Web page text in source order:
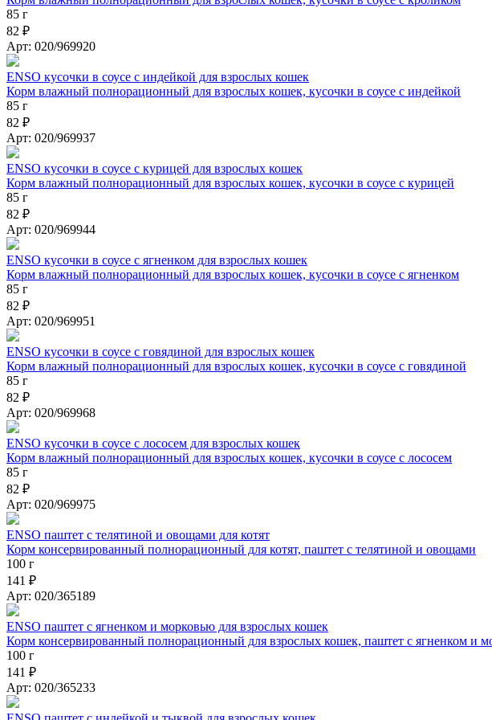
85 г
82 ₽
Арт: 020/969920
ENSO кусочки в соусе с индейкой для взрослых кошек
Корм влажный полнорационный для взрослых кошек, кусочки в соусе с индейкой
85 г
82 ₽
Арт: 020/969937
ENSO кусочки в соусе с курицей для взрослых кошек
Корм влажный полнорационный для взрослых кошек, кусочки в соусе с курицей
85 г
82 ₽
Арт: 020/969944
ENSO кусочки в соусе с ягненком для взрослых кошек
Корм влажный полнорационный для взрослых кошек, кусочки в соусе с ягненком
85 г
82 ₽
Арт: 020/969951
ENSO кусочки в соусе с говядиной для взрослых кошек
Корм влажный полнорационный для взрослых кошек, кусочки в соусе с говядиной
85 г
82 ₽
Арт: 020/969968
ENSO кусочки в соусе с лососем для взрослых кошек
Корм влажный полнорационный для взрослых кошек, кусочки в соусе с лососем
85 г
82 ₽
Арт: 020/969975
ENSO паштет с телятиной и овощами для котят
Корм консервированный полнорационный для котят, паштет с телятиной и овощами
100 г
141 ₽
Арт: 020/365189
ENSO паштет с ягненком и морковью для взрослых кошек
Корм консервированный полнорационный для взрослых кошек, паштет с ягненком и
100 г
141 ₽
Арт: 020/365233